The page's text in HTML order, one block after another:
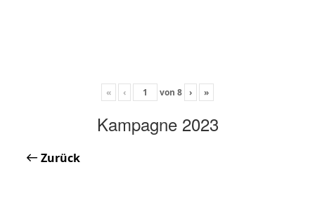
« ‹ von 8 › »
Kampagne 2023
Zurück